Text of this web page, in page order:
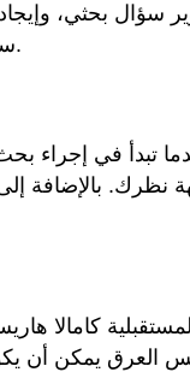
بحثي، وإيجاد
سننظر في كيفية الاستشهاد (عرض من أين حصلت على المعلومات) وسبب أهمية ذلك.
تبدأ في إجراء
نظرك.
2021، استشهدت نائبة
يمكن أن